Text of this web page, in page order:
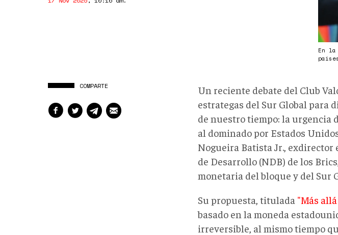
En
COMPARTE
Un reciente debate del Club
estrategas del Sur Global para
de nuestro tiempo: la
al dominado por Estados
Nogueira Batista Jr.,
de Desarrollo (NDB) de los
monetaria del bloque y del Sur
Su propuesta, titulada "Más
basado en la moneda
irreversible, al mismo tiempo